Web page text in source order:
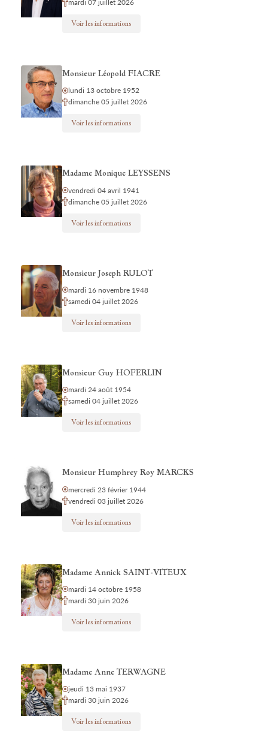
mardi 07 juillet 2026
Voir les informations
Monsieur Léopold FIACRE
lundi 13 octobre 1952
dimanche 05 juillet 2026
Voir les informations
Madame Monique LEYSSENS
vendredi 04 avril 1941
dimanche 05 juillet 2026
Voir les informations
Monsieur Joseph RULOT
mardi 16 novembre 1948
samedi 04 juillet 2026
Voir les informations
Monsieur Guy HOFERLIN
mardi 24 août 1954
samedi 04 juillet 2026
Voir les informations
Monsieur Humphrey Roy MARCKS
mercredi 23 février 1944
vendredi 03 juillet 2026
Voir les informations
Madame Annick SAINT-VITEUX
mardi 14 octobre 1958
mardi 30 juin 2026
Voir les informations
Madame Anne TERWAGNE
jeudi 13 mai 1937
mardi 30 juin 2026
Voir les informations